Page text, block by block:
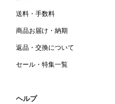
送料・手数料
商品お届け・納期
返品・交換について
セール・特集一覧
ヘルプ